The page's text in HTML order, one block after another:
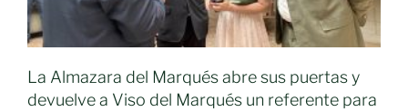
La Almazara del Marqués abre sus puertas y
devuelve a Viso del Marqués un referente para